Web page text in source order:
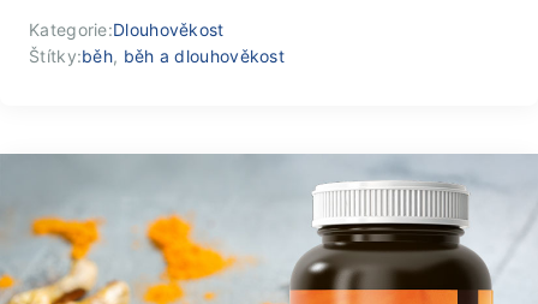
Kategorie:Dlouhověkost
Štítky:běh, běh a dlouhověkost